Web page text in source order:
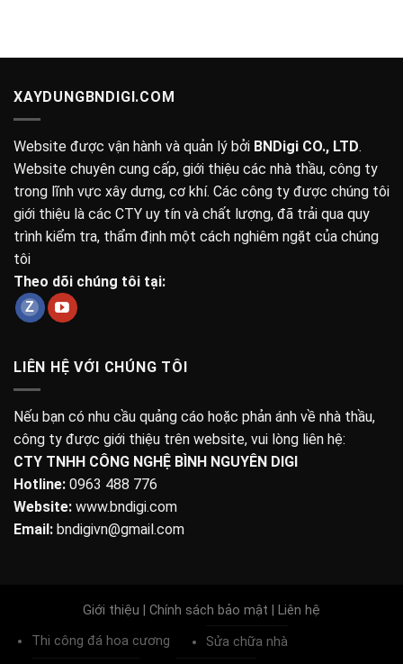
XAYDUNGBNDIGI.COM
Website được vận hành và quản lý bởi BNDigi CO., LTD.
Website chuyên cung cấp, giới thiệu các nhà thầu, công ty
trong lĩnh vực xây dưng, cơ khí. Các công ty được chúng tôi
giới thiệu là các CTY uy tín và chất lượng, đã trải qua quy
trình kiểm tra, thẩm định một cách nghiêm ngặt của chúng
tôi
Theo dõi chúng tôi tại:
LIÊN HỆ VỚI CHÚNG TÔI
Nếu bạn có nhu cầu quảng cáo hoặc phản ánh về nhà thầu,
công ty được giới thiệu trên website, vui lòng liên hệ:
CTY TNHH CÔNG NGHỆ BÌNH NGUYÊN DIGI
Hotline: 0963 488 776
Website: www.bndigi.com
Email: bndigivn@gmail.com
Giới thiệu Chính sách bảo mật
Liên hệ
Thi công đá hoa cương
Sửa chữa nhà